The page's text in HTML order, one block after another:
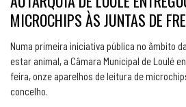
MICROCHIPS ÀS JUNTAS DE
Numa primeira iniciativa pública no âmbito
estar animal, a Câmara Municipal de Loulé
feira, onze aparelhos de leitura de
concelho.